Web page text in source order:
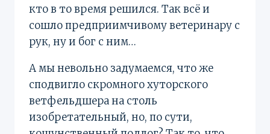
кто в то время решился. Так всё и
сошло предприимчивому ветеринару с
рук, ну и бог с ним…
А мы невольно задумаемся, что же
сподвигло скромного хуторского
ветфельдшера на столь
изобретательный, но, по сути,